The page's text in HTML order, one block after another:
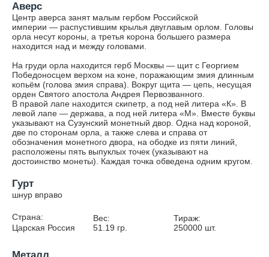
Аверс
Центр аверса занят малым гербом Российской
империи — распустившим крылья двуглавым орлом. Головы
орла несут короны, а третья корона большего размера
находится над и между головами.
На груди орла находится герб Москвы — щит с Георгием
Победоносцем верхом на коне, поражающим змия длинным
копьём (голова змия справа). Вокруг щита — цепь, несущая
орден Святого апостола Андрея Первозванного.
В правой лапе находится скипетр, а под ней литера «К». В
левой лапе — держава, а под ней литера «М». Вместе буквы
указывают на Сузунский монетный двор. Одна над короной,
две по сторонам орла, а также слева и справа от
обозначения монетного двора, на ободке из пяти линий,
расположены пять выпуклых точек (указывают на
достоинство монеты). Каждая точка обведена одним кругом.
Гурт
шнур вправо
Страна:
Царская Россия
Вес:
51.19 гр.
Тираж:
250000 шт.